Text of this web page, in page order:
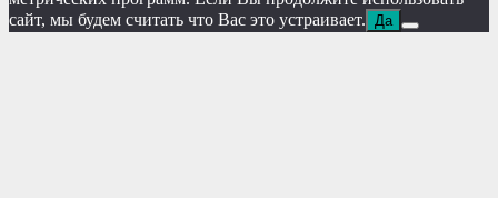
сайт, мы будем считать что Вас это устраивает.
Да